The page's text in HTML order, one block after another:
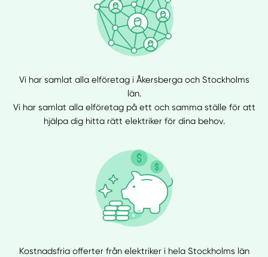
Vi har samlat alla elföretag i Åkersberga och Stockholms
län.
Vi har samlat alla elföretag på ett och samma ställe för att
hjälpa dig hitta rätt elektriker för dina behov.
Kostnadsfria offerter från elektriker i hela Stockholms län